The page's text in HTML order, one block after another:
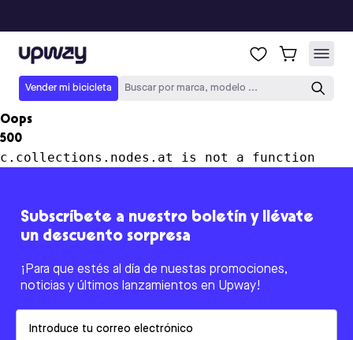
Upway
Vender mi bicicleta Buscar por marca, modelo ...
Oops
500
c.collections.nodes.at is not a function
Subscríbete a nuestro boletín y llévate
un descuento sorpresa
¡Para que estés al día de nuestas promociones,
noticias y últimos lanzamientos en Upway!